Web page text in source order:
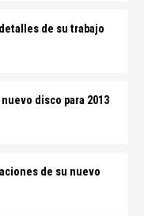
de su trabajo
disco para 2013
de su nuevo